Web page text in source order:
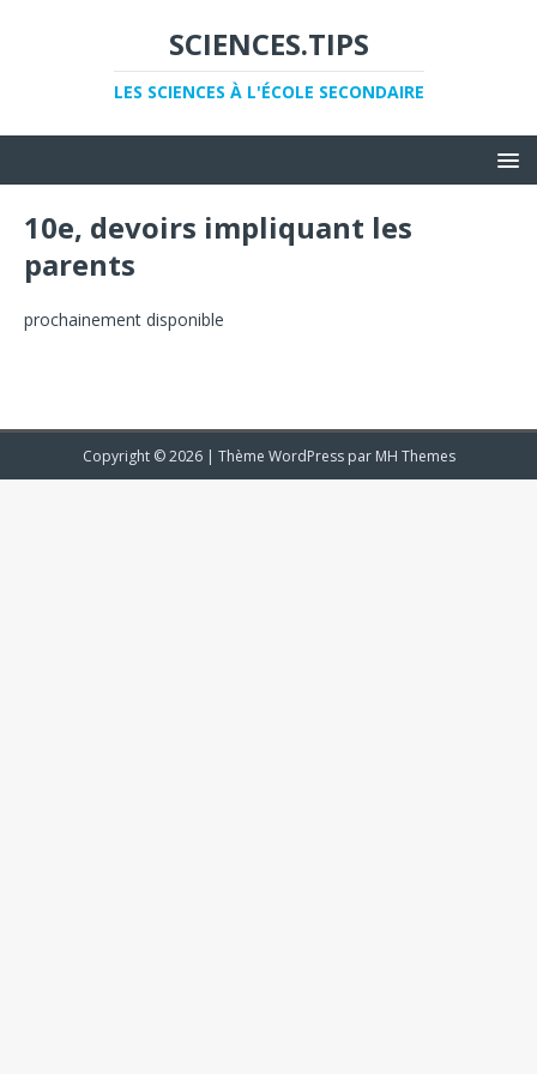
SCIENCES.TIPS
LES SCIENCES À L'ÉCOLE SECONDAIRE
10e, devoirs impliquant les
parents
prochainement disponible
Copyright © 2026 | Thème WordPress par MH Themes